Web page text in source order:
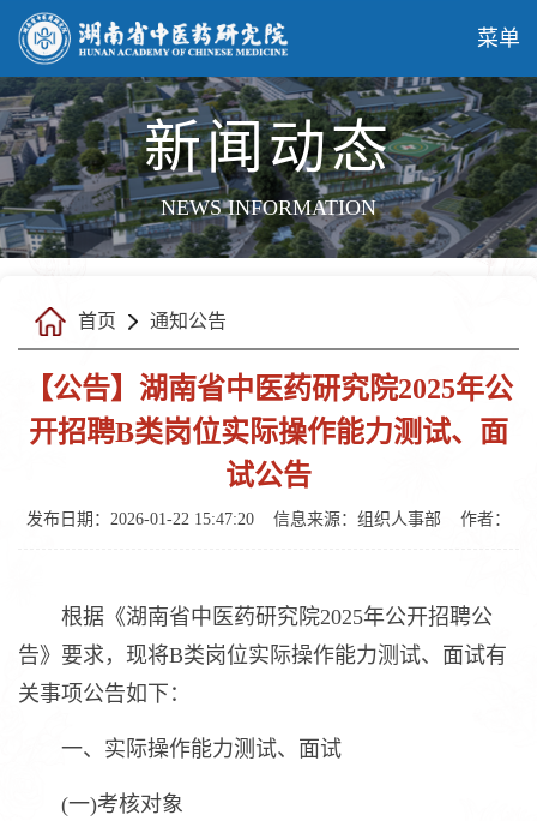
菜单
新闻动态
NEWS INFORMATION
首页 通知公告
【公告】湖南省中医药研究院2025年公
开招聘B类岗位实际操作能力测试、面
试公告
发布日期：2026-01-22 15:47:20 信息来源： 组织人事部 作者：
根据《湖南省中医药研究院2025年公开招聘公
告》要求，现将B类岗位实际操作能力测试、面试有
关事项公告如下：
一、实际操作能力测试、面试
(一)考核对象